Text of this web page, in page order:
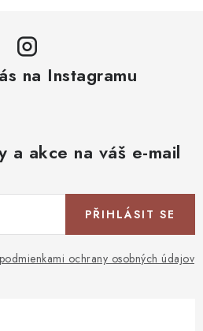
na Instagramu
a akce na váš e-mail
podmienkami ochrany osobných údajov
PŘIHLÁSIT SE